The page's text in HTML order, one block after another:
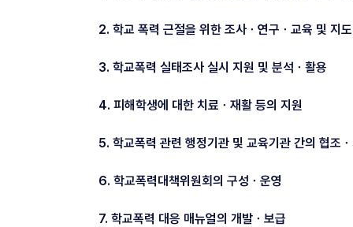
2. 학교 폭력 근절을 위한 조사ㆍ연구ㆍ교육 및 지도
3. 학교폭력 실태조사 실시 지원 및 분석ㆍ활용
4. 피해학생에 대한 치료ㆍ재활 등의 지원
5. 학교폭력 관련 행정기관 및 교육기관 간의 협조
6. 학교폭력대책위원회의 구성ㆍ운영
7. 학교폭력 대응 매뉴얼의 개발ㆍ보급